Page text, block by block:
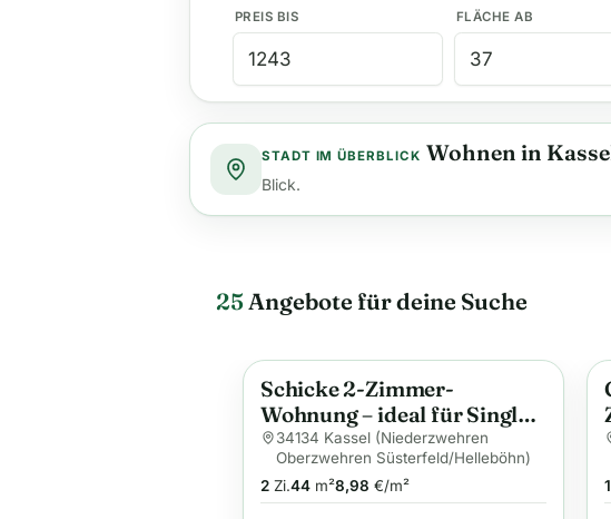
PREIS BIS FLÄCHE AB
STADT IM ÜBERBLICK Wohnen in
Blick.
25Angebote für deine Suche
Neu Anzeige
Schicke 2-Zimmer-
Wohnung – ideal für Singles
und Paare
34134 Kassel (Niederzwehren
Oberzwehren Süsterfeld/Helleböhn)
2 Zi.44 m²8,98 €/m²
1